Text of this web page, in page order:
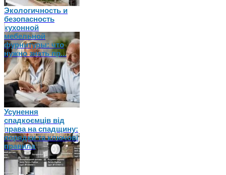
Экологичность и
безопасность
кухонной
мебельной
фурнитуры: что
нужно знать пр...
Усунення
спадкоємців від
права на спадщину:
порядки та ключові
правила